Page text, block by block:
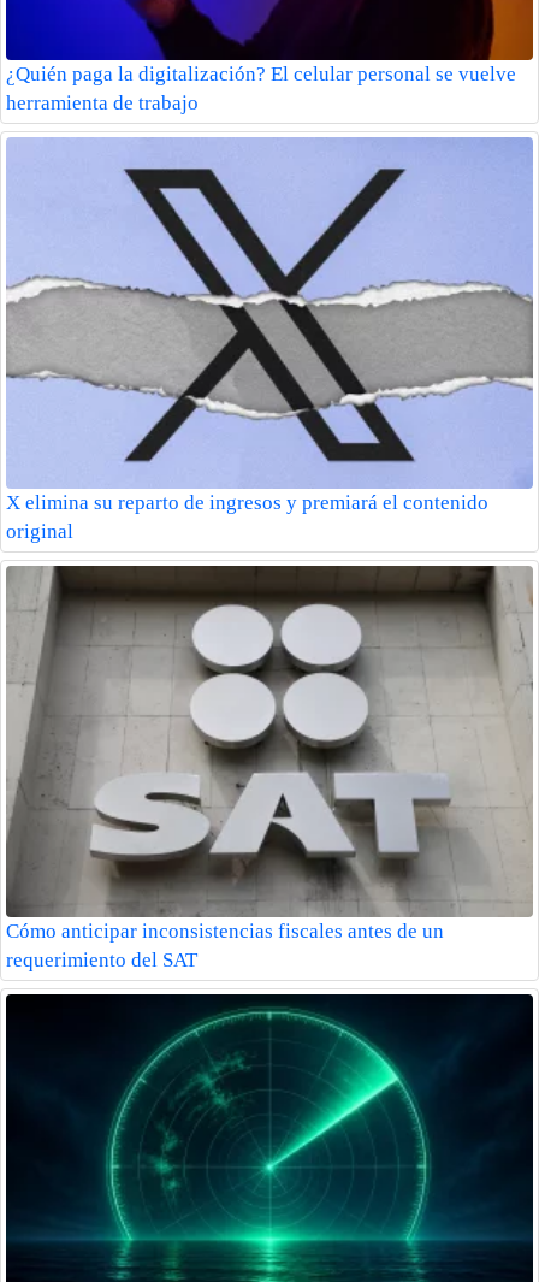
¿Quién paga la digitalización? El celular personal se vuelve
herramienta de trabajo
X elimina su reparto de ingresos y premiará el contenido
original
Cómo anticipar inconsistencias fiscales antes de un
requerimiento del SAT